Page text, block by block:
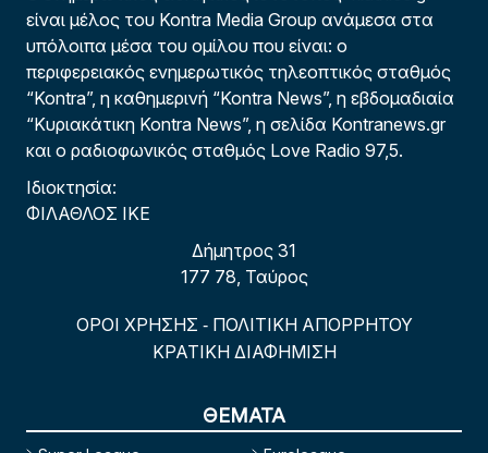
είναι μέλος του Kontra Media Group ανάμεσα στα
υπόλοιπα μέσα του ομίλου που είναι: ο
περιφερειακός ενημερωτικός τηλεοπτικός σταθμός
“Kontra”, η καθημερινή “Kontra News”, η εβδομαδιαία
“Κυριακάτικη Kontra News”, η σελίδα Kontranews.gr
και ο ραδιοφωνικός σταθμός Love Radio 97,5.
Ιδιοκτησία:
ΦΙΛΑΘΛΟΣ ΙΚΕ
Δήμητρος 31
177 78, Ταύρος
ΟΡΟΙ ΧΡΗΣΗΣ - ΠΟΛΙΤΙΚΗ ΑΠΟΡΡΗΤΟΥ
ΚΡΑΤΙΚΗ ΔΙΑΦΗΜΙΣΗ
ΘΕΜΑΤΑ